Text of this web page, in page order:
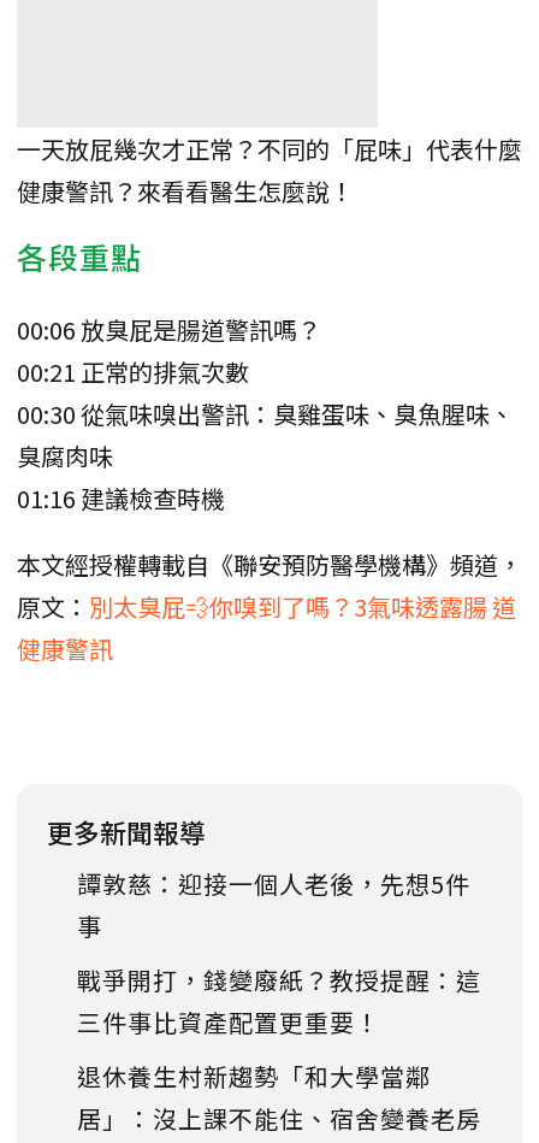
一天放屁幾次才正常？不同的「屁味」代表什麼
健康警訊？來看看醫生怎麼說！
各段重點
00:06 放臭屁是腸道警訊嗎？
00:21 正常的排氣次數
00:30 從氣味嗅出警訊：臭雞蛋味、臭魚腥味、
臭腐肉味
01:16 建議檢查時機
本文經授權轉載自《聯安預防醫學機構》頻道，
原文： 別太臭屁💨你嗅到了嗎？3氣味透露腸 道
健康警訊
更多新聞報導
譚敦慈：迎接一個人老後，先想5件
事
戰爭開打，錢變廢紙？教授提醒：這
三件事比資產配置更重要！
退休養生村新趨勢「和大學當鄰
居」：沒上課不能住、宿舍變養老房